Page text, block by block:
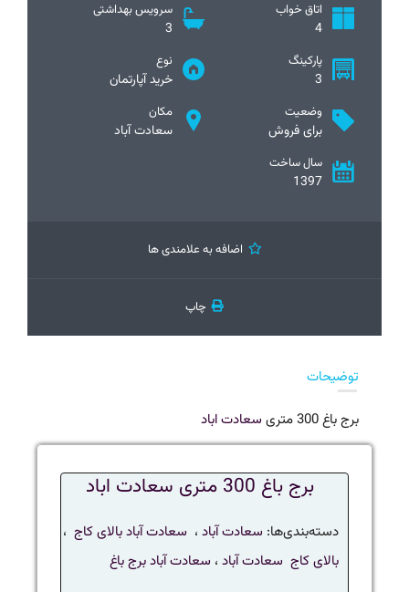
اتاق خواب
4
سرویس بهداشتی
3
پارکینگ
3
نوع
خرید آپارتمان
وضعیت
برای فروش
مکان
سعادت آباد
سال ساخت
1397
اضافه به علامندی ها
چاپ
توضیحات
برج باغ 300 متری سعادت اباد
برج باغ 300 متری سعادت اباد
دسته‌بندی‌ها: سعادت آباد ، سعادت آباد بالای کاج ،
بالای کاج سعادت آباد ، سعادت آباد برج باغ